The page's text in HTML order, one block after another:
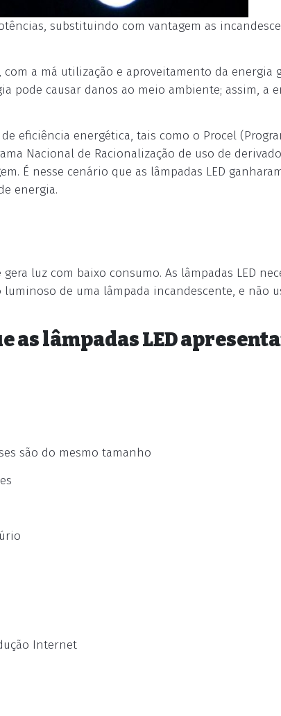
substituindo com vantagem as
a má utilização e aproveitamento da energia
pode causar danos ao meio ambiente; assim, a
eficiência energética, tais como o Procel
Nacional de Racionalização de uso de
É nesse cenário que as lâmpadas LED
energia.
luz com baixo consumo. As lâmpadas LED
de uma lâmpada incandescente, e não
as lâmpadas LED
são do mesmo tamanho
Internet